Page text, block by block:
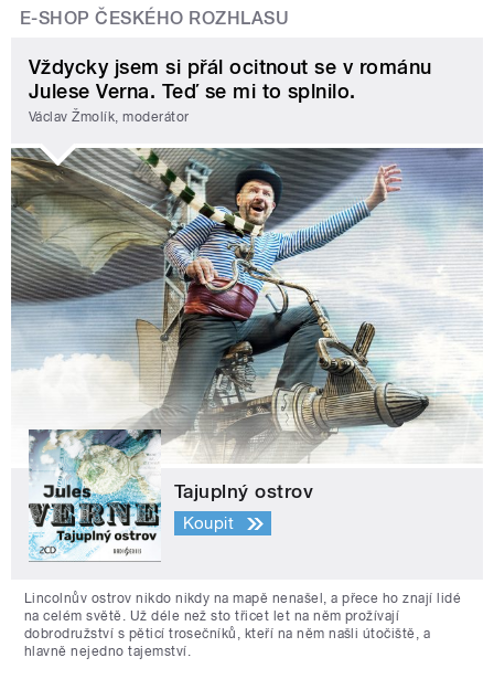
E-SHOP ČESKÉHO ROZHLASU
Vždycky jsem si přál ocitnout se v románu
Julese Verna. Teď se mi to splnilo.
Václav Žmolík, moderátor
Tajuplný ostrov
Koupit
Lincolnův ostrov nikdo nikdy na mapě nenašel, a přece ho znají lidé
na celém světě. Už déle než sto třicet let na něm prožívají
dobrodružství s pěticí trosečníků, kteří na něm našli útočiště, a
hlavně nejedno tajemství.